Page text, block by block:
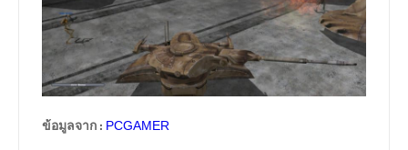
ข้อมูลจาก : PCGAMER